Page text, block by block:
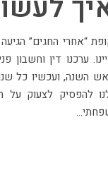
ערכנו דין וחשבון
השנה, ועכשיו כל
להפסיק לצעוק על